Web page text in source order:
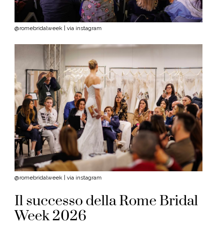
@romebridalweek | via instagram
@romebridalweek | via instagram
Il successo della Rome Bridal
Week 2026